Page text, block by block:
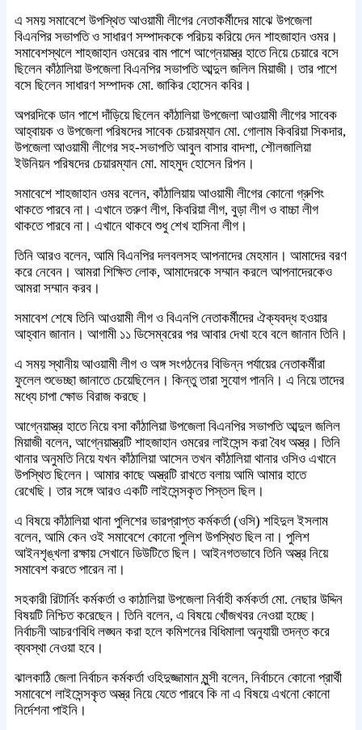
এ সময় সমাবেশে উপস্থিত আওয়ামী লীগের নেতাকর্মীদের মাঝে উপজেলা
বিএনপির সভাপতি ও সাধারণ সম্পাদককে পরিচয় করিয়ে দেন শাহজাহান ওমর।
সমাবেশস্থলে শাহজাহান ওমরের বাম পাশে আগ্নেয়াস্ত্র হাতে নিয়ে চেয়ারে বসে
ছিলেন কাঁঠালিয়া উপজেলা বিএনপির সভাপতি আব্দুল জলিল মিয়াজী। তার পাশে
বসে ছিলেন সাধারণ সম্পাদক মো. জাকির হোসেন কবির।
অপরদিকে ডান পাশে দাঁড়িয়ে ছিলেন কাঁঠালিয়া উপজেলা আওয়ামী লীগের সাবেক
আহ্বায়ক ও উপজেলা পরিষদের সাবেক চেয়ারম্যান মো. গোলাম কিবরিয়া সিকদার,
উপজেলা আওয়ামী লীগের সহ-সভাপতি আবুল বাসার বাদশা, শৌলজালিয়া
ইউনিয়ন পরিষদের চেয়ারম্যান মো. মাহমুদ হোসেন রিপন।
সমাবেশে শাহজাহান ওমর বলেন, কাঁঠালিয়ায় আওয়ামী লীগের কোনো গ্রুপিং
থাকতে পারবে না। এখানে তরুণ লীগ, কিবরিয়া লীগ, বুড়া লীগ ও বাচ্চা লীগ
থাকতে পারবে না। এখানে থাকবে শুধু শেখ হাসিনা লীগ।
তিনি আরও বলেন, আমি বিএনপির দলবলসহ আপনাদের মেহমান। আমাদের বরণ
করে নেবেন। আমরা শিক্ষিত লোক, আমাদেরকে সম্মান করলে আপনাদেরকেও
আমরা সম্মান করব।
সমাবেশ শেষে তিনি আওয়ামী লীগ ও বিএনপি নেতাকর্মীদের ঐক্যবদ্ধ হওয়ার
আহ্বান জানান। আগামী ১১ ডিসেম্বরের পর আবার দেখা হবে বলে জানান তিনি।
এ সময় স্থানীয় আওয়ামী লীগ ও অঙ্গ সংগঠনের বিভিন্ন পর্যায়ের নেতাকর্মীরা
ফুলেল শুভেচ্ছা জানাতে চেয়েছিলেন। কিন্তু তারা সুযোগ পাননি। এ নিয়ে তাদের
মধ্যে চাপা ক্ষোভ বিরাজ করছে।
আগ্নেয়াস্ত্র হাতে নিয়ে বসা কাঁঠালিয়া উপজেলা বিএনপির সভাপতি আব্দুল জলিল
মিয়াজী বলেন, আগ্নেয়াস্ত্রটি শাহজাহান ওমরের লাইসেন্স করা বৈধ অস্ত্র। তিনি
থানার অনুমতি নিয়ে যখন কাঁঠালিয়া আসেন তখন কাঁঠালিয়া থানার ওসিও এখানে
উপস্থিত ছিলেন। আমার কাছে অস্ত্রটি রাখতে বলায় আমি আমার হাতে
রেখেছি। তার সঙ্গে আরও একটি লাইসেন্সকৃত পিস্তল ছিল।
এ বিষয়ে কাঁঠালিয়া থানা পুলিশের ভারপ্রাপ্ত কর্মকর্তা (ওসি) শহিদুল ইসলাম
বলেন, আমি কেন ওই সমাবেশে কোনো পুলিশ উপস্থিত ছিল না। পুলিশ
আইনশৃঙ্খলা রক্ষায় সেখানে ডিউটিতে ছিল। আইনগতভাবে তিনি অস্ত্র নিয়ে
সমাবেশ করতে পারেন না।
সহকারী রিটার্নিং কর্মকর্তা ও কাঠালিয়া উপজেলা নির্বাহী কর্মকর্তা মো. নেছার উদ্দিন
বিষয়টি নিশ্চিত করেছেন। তিনি বলেন, এ বিষয়ে খোঁজখবর নেওয়া হচ্ছে।
নির্বাচনী আচরণবিধি লঙ্ঘন করা হলে কমিশনের বিধিমালা অনুযায়ী তদন্ত করে
ব্যবস্থা নেওয়া হবে।
ঝালকাঠি জেলা নির্বাচন কর্মকর্তা ওহিদুজ্জামান মুন্সী বলেন, নির্বাচনে কোনো প্রার্থী
সমাবেশে লাইসেন্সকৃত অস্ত্র নিয়ে যেতে পারবে কি না এ বিষয়ে এখনো কোনো
নির্দেশনা পাইনি।